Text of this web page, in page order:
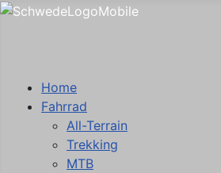
Home
Fahrrad
All-Terrain
Trekking
MTB